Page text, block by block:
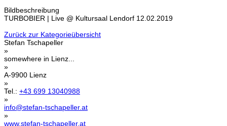
Bildbeschreibung
TURBOBIER | Live @ Kultursaal Lendorf 12.02.2019
Zurück zur Kategorieübersicht
Stefan Tschapeller
»
somewhere in Lienz...
»
A-9900 Lienz
»
Tel.: +43 699 13040988
»
info@stefan-tschapeller.at
»
www.stefan-tschapeller.at